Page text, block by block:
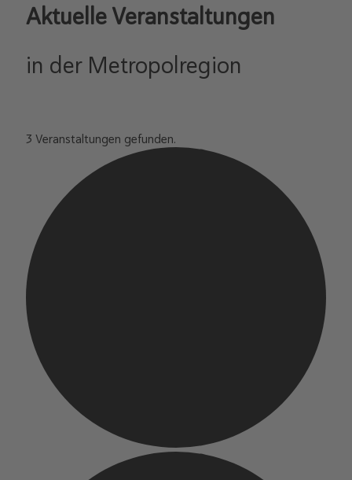
Aktuelle Veranstaltungen
in der Metropolregion
3 Veranstaltungen gefunden.